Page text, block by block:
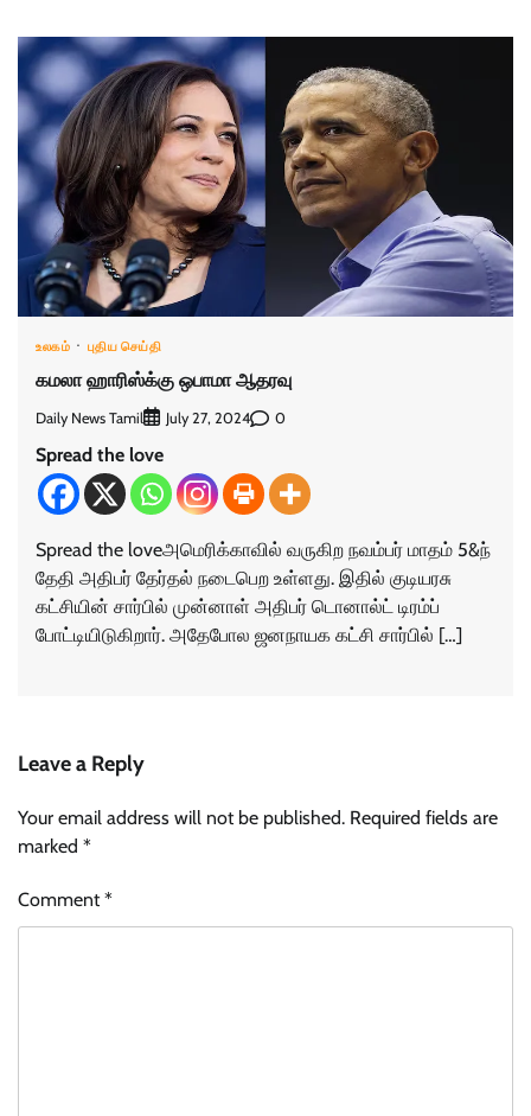
உலகம் புதிய செய்தி
கமலா ஹாரிஸ்க்கு ஒபாமா ஆதரவு
Daily News Tamil July 27, 2024 0
Spread the love
Spread the loveஅமெரிக்காவில் வருகிற நவம்பர் மாதம் 5&ந்
தேதி அதிபர் தேர்தல் நடைபெற உள்ளது. இதில் குடியரசு
கட்சியின் சார்பில் முன்னாள் அதிபர் டொனால்ட் டிரம்ப்
போட்டியிடுகிறார். அதேபோல ஜனநாயக கட்சி சார்பில் […]
Leave a Reply
Your email address will not be published. Required fields are
marked *
Comment*